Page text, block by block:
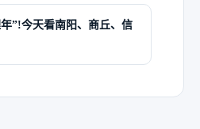
”!今天看南阳、商丘、信